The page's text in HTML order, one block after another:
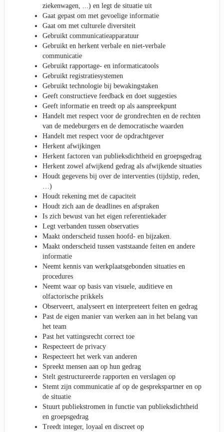
ziekenwagen, ...) en legt de situatie uit
Gaat gepast om met gevoelige informatie
Gaat om met culturele diversiteit
Gebruikt communicatieapparatuur
Gebruikt en herkent verbale en niet-verbale
communicatie
Gebruikt rapportage- en informaticatools
Gebruikt registratiesystemen
Gebruikt technologie bij bewakingstaken
Geeft constructieve feedback en doet suggesties
Geeft informatie en treedt op als aanspreekpunt
Handelt met respect voor de grondrechten en de rechten
van de medeburgers en de democratische waarden
Handelt met respect voor de opdrachtgever
Herkent afwijkingen
Herkent factoren van publieksdichtheid en groepsgedrag
Herkent zowel afwijkend gedrag als afwijkende situaties
Houdt gegevens bij over de interventies (tijdstip, reden,
…)
Houdt rekening met de capaciteit
Houdt zich aan de deadlines en afspraken
Is zich bewust van het eigen referentiekader
Legt verbanden tussen observaties
Maakt onderscheid tussen hoofd- en bijzaken.
Maakt onderscheid tussen vaststaande feiten en andere
informatie
Neemt kennis van werkplaatsgebonden situaties en
procedures
Neemt waar op basis van visuele, auditieve en
olfactorische prikkels
Observeert, analyseert en interpreteert feiten en gedrag
Past de eigen manier van werken aan in het belang van
het team
Past het vattingsrecht correct toe
Respecteert de privacy
Respecteert het werk van anderen
Spreekt mensen aan op hun gedrag
Stelt gestructureerde rapporten en verslagen op
Stemt zijn communicatie af op de gesprekspartner en op
de situatie
Stuurt publiekstromen in functie van publieksdichtheid
en groepsgedrag
Treedt integer, loyaal en discreet op